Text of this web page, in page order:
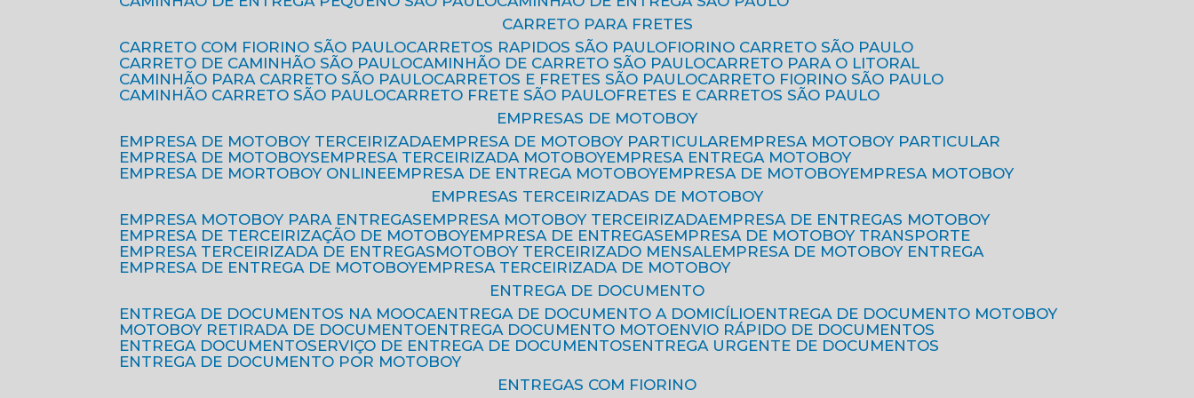
CARRETO PARA FRETES
CARRETO COM FIORINO SÃO PAULO
CARRETOS RAPIDOS SÃO PAULO
FIORINO CARRETO SÃO PAULO
CARRETO DE CAMINHÃO SÃO PAULO
CAMINHÃO DE CARRETO SÃO PAULO
CARRETO PARA O LITORAL
CAMINHÃO PARA CARRETO SÃO PAULO
CARRETOS E FRETES SÃO PAULO
CARRETO FIORINO SÃO PAULO
CAMINHÃO CARRETO SÃO PAULO
CARRETO FRETE SÃO PAULO
FRETES E CARRETOS SÃO PAULO
EMPRESAS DE MOTOBOY
EMPRESA DE MOTOBOY TERCEIRIZADA
EMPRESA DE MOTOBOY PARTICULAR
EMPRESA MOTOBOY PARTICULAR
EMPRESA DE MOTOBOYS
EMPRESA TERCEIRIZADA MOTOBOY
EMPRESA ENTREGA MOTOBOY
EMPRESA DE MORTOBOY ONLINE
EMPRESA DE ENTREGA MOTOBOY EMPRESA DE MOTOBOY
EMPRESA MOTOBOY
EMPRESAS TERCEIRIZADAS DE MOTOBOY
EMPRESA MOTOBOY PARA ENTREGAS
EMPRESA MOTOBOY TERCEIRIZADA
EMPRESA DE ENTREGAS MOTOBOY
EMPRESA DE TERCEIRIZAÇÃO DE MOTOBOY
EMPRESA DE ENTREGAS
EMPRESA DE MOTOBOY TRANSPORTE
EMPRESA TERCEIRIZADA DE ENTREGAS
MOTOBOY TERCEIRIZADO MENSAL
EMPRESA DE MOTOBOY ENTREGA
EMPRESA DE ENTREGA DE MOTOBOY
EMPRESA TERCEIRIZADA DE MOTOBOY
ENTREGA DE DOCUMENTO
ENTREGA DE DOCUMENTOS NA MOOCA
ENTREGA DE DOCUMENTO A DOMICÍLIO
ENTREGA DE DOCUMENTO MOTOBOY
MOTOBOY RETIRADA DE DOCUMENTO
ENTREGA DOCUMENTO MOTO
ENVIO RÁPIDO DE DOCUMENTOS
ENTREGA DOCUMENTO
SERVIÇO DE ENTREGA DE DOCUMENTOS
ENTREGA URGENTE DE DOCUMENTOS
ENTREGA DE DOCUMENTO POR MOTOBOY
ENTREGAS COM FIORINO